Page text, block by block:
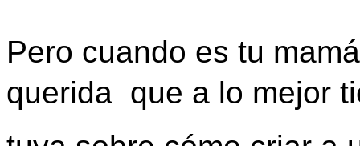
Pero cuando es tu
querida  que a lo mejor